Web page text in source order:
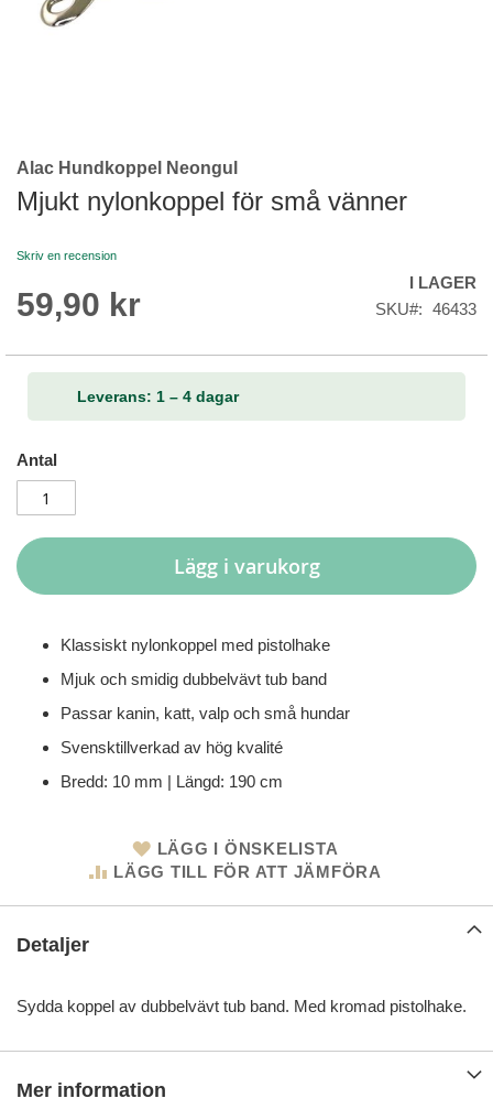
Skip
to
the
of
images
Alac Hundkoppel Neongul
Mjukt nylonkoppel för små vänner
Skriv en recension
59,90 kr
I LAGER
SKU
46433
Leverans: 1 – 4 dagar
Antal
Lägg i varukorg
Klassiskt nylonkoppel med pistolhake
Mjuk och smidig dubbelvävt tub band
Passar kanin, katt, valp och små hundar
Svensktillverkad av hög kvalité
Bredd: 10 mm | Längd: 190 cm
LÄGG I ÖNSKELISTA
LÄGG TILL FÖR ATT JÄMFÖRA
Detaljer
Sydda koppel av dubbelvävt tub band. Med kromad pistolhake.
Mer information